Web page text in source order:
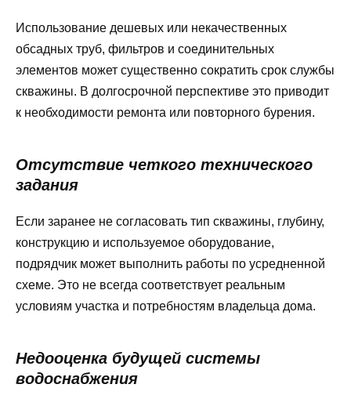
Использование дешевых или некачественных
обсадных труб, фильтров и соединительных
элементов может существенно сократить срок службы
скважины. В долгосрочной перспективе это приводит
к необходимости ремонта или повторного бурения.
Отсутствие четкого технического
задания
Если заранее не согласовать тип скважины, глубину,
конструкцию и используемое оборудование,
подрядчик может выполнить работы по усредненной
схеме. Это не всегда соответствует реальным
условиям участка и потребностям владельца дома.
Недооценка будущей системы
водоснабжения